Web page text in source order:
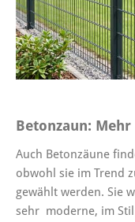
Betonzaun:
Auch Betonzäune
obwohl sie im Trend
gewählt werden. Sie
sehr moderne, im Stil